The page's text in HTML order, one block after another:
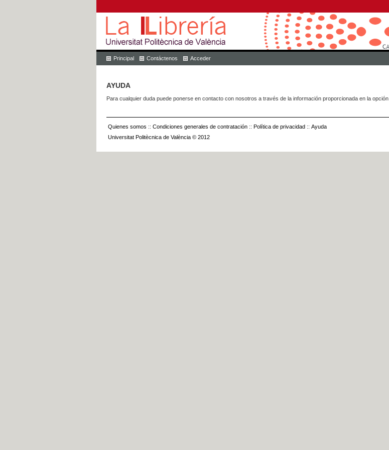
Principal Contáctenos Acceder
AYUDA
Para cualquier duda puede ponerse en contacto con nosotros a través de la información proporcionada en la opción
Quienes somos :: Condiciones generales de contratación :: Política de privacidad :: Ayuda
Universitat Politècnica de València © 2012